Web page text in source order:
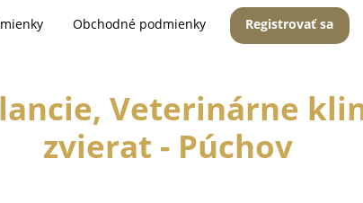
Obchodné podmienky Registrovať sa
Veterinárne
zvierat - Púchov